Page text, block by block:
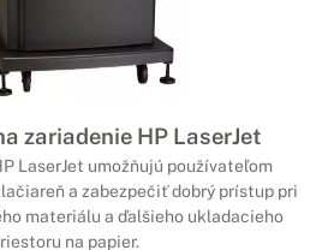
zariadenie HP LaserJet
LaserJet umožňujú používateľom
a zabezpečiť dobrý prístup pri
materiálu a ďalšieho ukladacieho
na papier.